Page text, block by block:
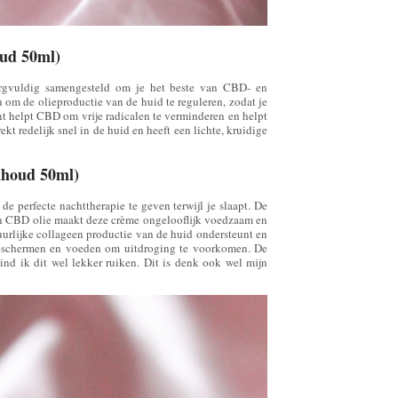
50ml)
samengesteld om je het beste van CBD- en
de olieproductie van de huid te reguleren, zodat je
CBD om vrije radicalen te verminderen en helpt
redelijk snel in de huid en heeft een lichte, kruidige
50ml)
perfecte nachttherapie te geven terwijl je slaapt. De
olie maakt deze crème ongelooflijk voedzaam en
collageen productie van de huid ondersteunt en
en voeden om uitdroging te voorkomen. De
ik dit wel lekker ruiken. Dit is denk ook wel mijn